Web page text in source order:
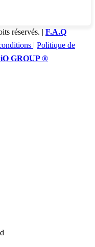
réservés. | F.A.Q
| Politique de
GROUP ®